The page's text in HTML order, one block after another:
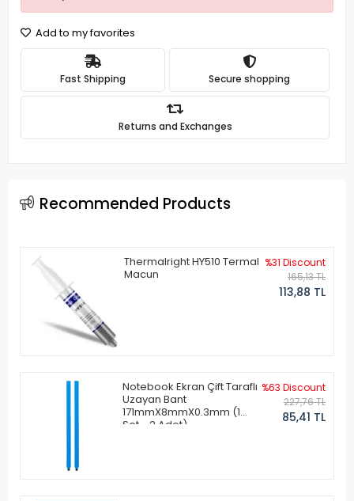
Add to my favorites
Fast Shipping Secure shopping
Returns and Exchanges
Recommended Products
Thermalright HY510 Termal
Macun
%31 Discount
165,13 TL
113,88 TL
Notebook Ekran Çift Taraflı
Uzayan Bant
171mmX8mmX0.3mm (1
Set - 2 Adet)
%63 Discount
227,76 TL
85,41 TL